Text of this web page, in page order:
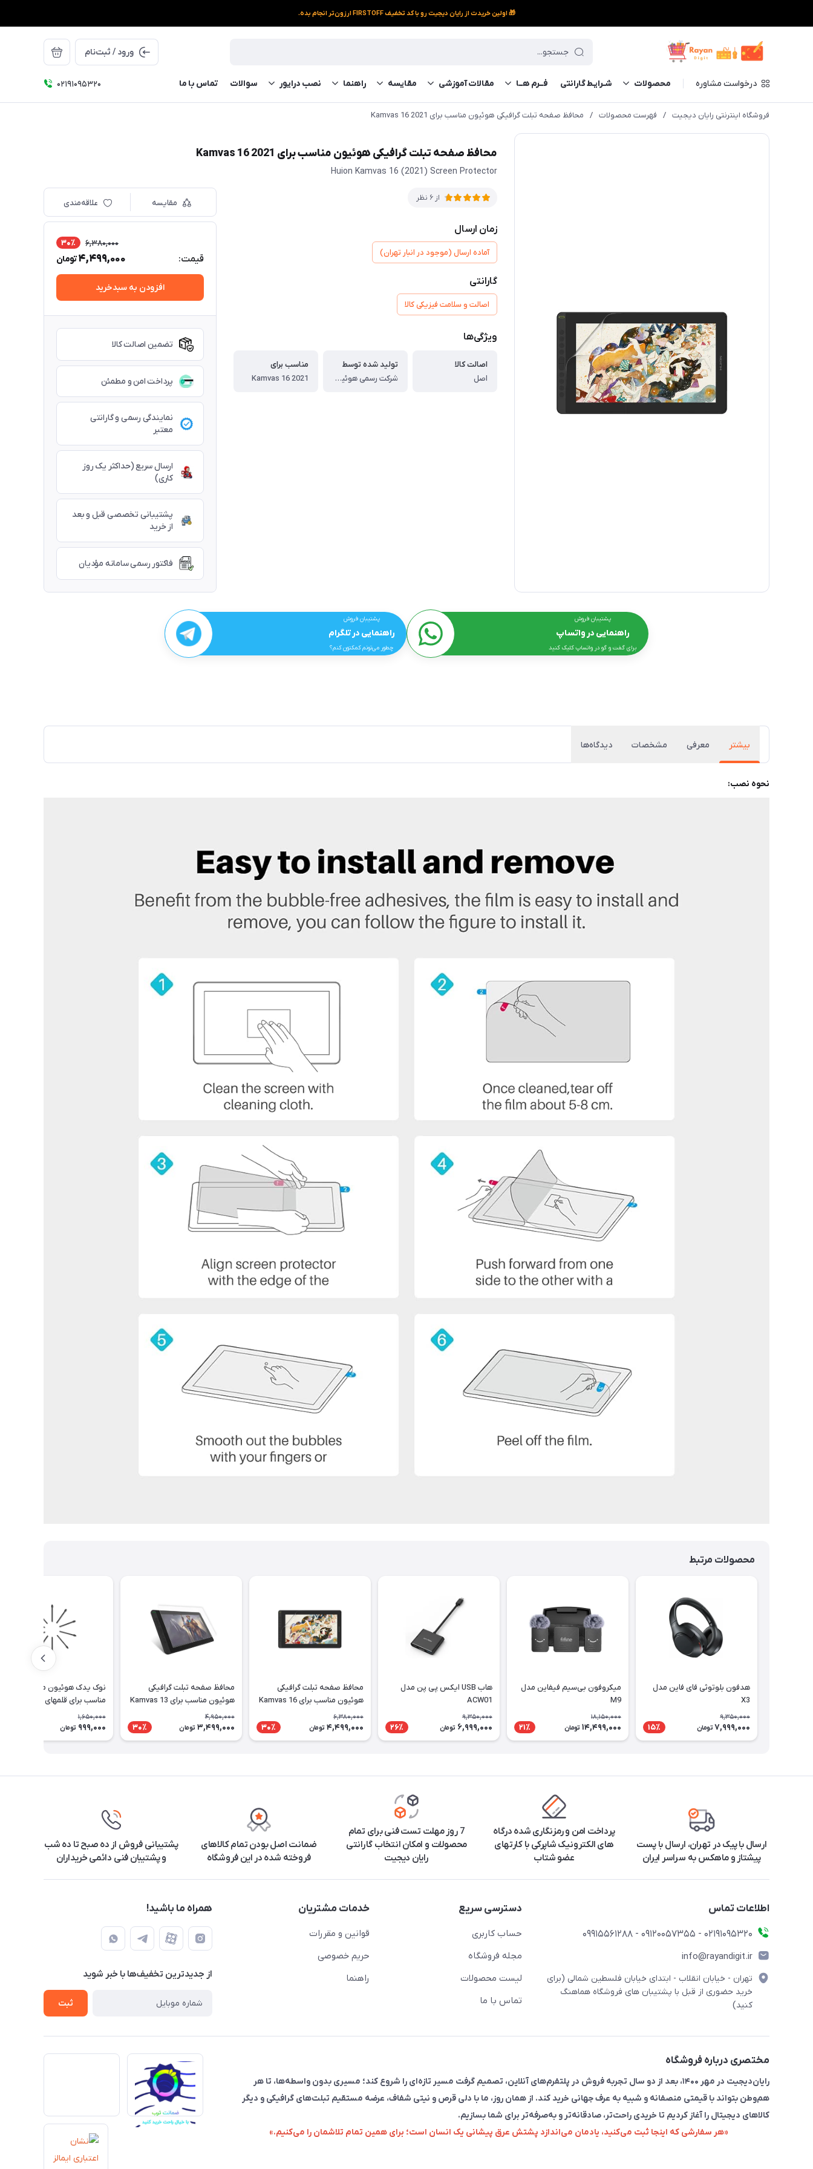
🎁 اولین خریدت از رایان دیجیت رو با کد تخفیف FIRSTOFF ارزون‌تر انجام بده.
ورود / ثبت‌نام
درخواست مشاوره محصولات شـرایـط گارانتی فــرم‌ هــا مقالات آموزشی مقایسه راهنما نصب درایور سوالات تماس با ما ۰۲۱91095320
فروشگاه اینترنتی رایان دیجیت / فهرست محصولات / محافظ صفحه تبلت گرافیکی هوئیون مناسب برای Kamvas 16 2021
محافظ صفحه تبلت گرافیکی هوئیون مناسب برای Kamvas 16 2021
Huion Kamvas 16 (2021) Screen Protector
از 6 نظر
زمان ارسال
آماده ارسال (موجود در انبار تهران)
گارانتی
اصالت و سلامت فیزیکی کالا
ویژگی‌ها
اصالت کالا
اصل
تولید شده توسط
شرکت رسمی هوئیون
مناسب برای
Kamvas 16 2021
مقایسه علاقه‌مندی
قیمت:
6,380,000 30٪
4,499,000تومان
افزودن به سبدخرید
تضمین اصالت کالا
پرداخت امن و مطمئن
نمایندگی رسمی و گارانتی
معتبر
ارسال سریع (حداکثر یک روز
کاری)
پشتیبانی تخصصی قبل و بعد
از خرید
فاکتور رسمی سامانه مؤدیان
پشتیبان فروش
راهنمایی در واتساپ
برای گفت و گو در واتساپ کلیک کنید
پشتیبان فروش
راهنمایی در تلگرام
چطور می‌تونم کمکتون کنم؟
بیشتر معرفی مشخصات دیدگاه‌ها
نحوه نصب:
محصولات مرتبط
هدفون بلوتوثی فای فاین مدل
X3
9,350,000
7,999,000 تومان 15٪
میکروفون بی‌سیم فیفاین مدل
M9
18,150,000
14,499,000 تومان 21٪
هاب USB ایکس پی پن مدل
ACW01
9,350,000
6,999,000 تومان 26٪
محافظ صفحه تبلت گرافیکی
هوئیون مناسب برای Kamvas 16
6,380,000
4,499,000 تومان 30٪
محافظ صفحه تبلت گرافیکی
هوئیون مناسب برای Kamvas 13
4,950,000
3,499,000 تومان 30٪
PW110
1,650,000
999,000 تومان
ارسال با پیک در تهران، ارسال با پست
پیشتاز و ماهکس به سراسر ایران
پرداخت امن و رمزنگاری شده درگاه
های الکترونیک شاپرکی با کارتهای
عضو شتاب
7 روز مهلت تست فنی برای تمام
محصولات و امکان انتخاب گارانتی
رایان دیجیت
ضمانت اصل بودن تمام کالاهای
فروخته شده در این فروشگاه
پشتیبانی فروش از ده صبح تا ده شب
و پشتیبان فنی دائمی خریداران
اطلاعات تماس
۰۲۱91095320 - 09120057355 - 09915561288
info@rayandigit.ir
تهران - خیابان انقلاب - ابتدای خیابان فلسطین شمالی (برای
خرید حضوری از قبل با پشتیبان های فروشگاه هماهنگ
کنید)
دسترسی سریع
حساب کاربری
مجله فروشگاه
لیست محصولات
تماس با ما
خدمات مشتریان
قوانین و مقررات
حریم خصوصی
راهنما
همراه ما باشید!
از جدید‌ترین تخفیف‌ها با‌ خبر شوید
ثبت
مختصری درباره فروشگاه
رایان‌دیجیت در مهر ۱۴۰۰، بعد از دو سال تجربه فروش در پلتفرم‌های آنلاین، تصمیم گرفت مسیر تازه‌ای را شروع کند؛ مسیری بدون واسطه‌ها، تا هر
هم‌وطن بتواند با قیمتی منصفانه و شبیه به عرف جهانی خرید کند. از همان روز، ما با دلی قرص و نیتی شفاف، عرضه مستقیم تبلت‌های گرافیکی و دیگر
کالاهای دیجیتال را آغاز کردیم تا خریدی راحت‌تر، صادقانه‌تر و به‌صرفه‌تر برای شما بسازیم.
«هر سفارشی که اینجا ثبت می‌کنید، یادمان می‌اندازد پشتش عرق پیشانی یک انسان است؛ برای همین تمام تلاشمان را می‌کنیم.»